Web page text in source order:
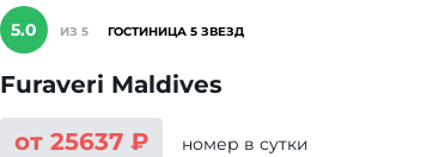
5.0 ИЗ 5 ГОСТИНИЦА 5 ЗВЕЗД
Furaveri Maldives
от 25637 ₽
номер в сутки